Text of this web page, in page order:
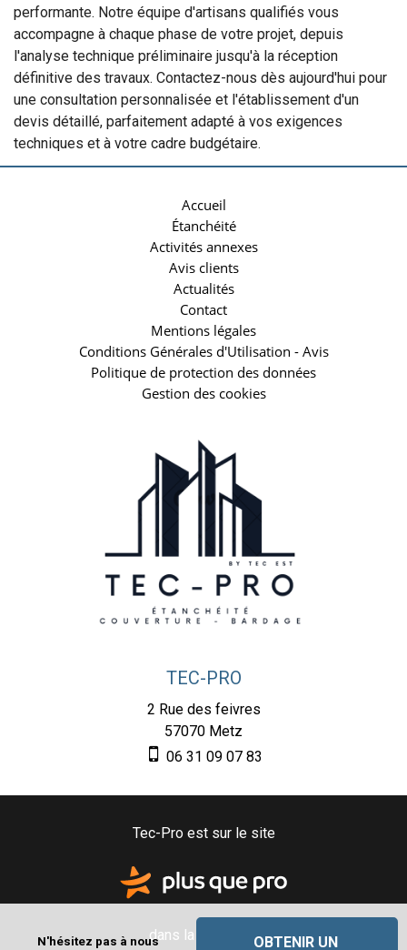
N'hésitez pas à nous OBTENIR UN
performante. Notre équipe d'artisans qualifiés vous
accompagne à chaque phase de votre projet, depuis
l'analyse technique préliminaire jusqu'à la réception
définitive des travaux. Contactez-nous dès aujourd'hui pour
une consultation personnalisée et l'établissement d'un
devis détaillé, parfaitement adapté à vos exigences
techniques et à votre cadre budgétaire.
Accueil
Étanchéité
Activités annexes
Avis clients
Actualités
Contact
Mentions légales
Conditions Générales d'Utilisation - Avis
Politique de protection des données
Gestion des cookies
TEC-PRO
2 Rue des feivres
57070 Metz
06 31 09 07 83
Tec-Pro est sur le site
dans la catégorie